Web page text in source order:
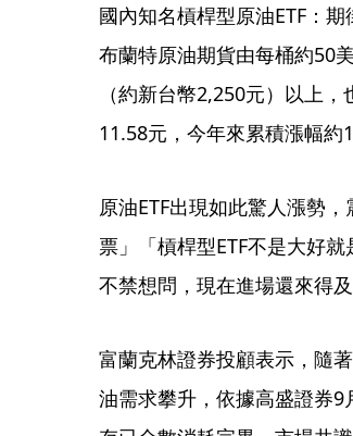
國內知名槓桿型原油ETF：
布蘭特原油期貨由每桶約50
（約新台幣2,250元）以上
11.58元，今年來累積漲幅約
原油ETF出現如此驚人漲勢
票」「槓桿型ETF不是大好
不禁想問，現在進場還來得
富蘭克林證券投顧表示，隨
油需求攀升，依據高盛證券